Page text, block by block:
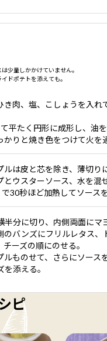
少量しかかけていません。
ドポテトを添えても。
き肉、塩、こしょうを入れ
平たく円形に成形し、油
かりと焼き色をつけて火を
ルは皮と芯を除き、薄切り
とウスターソース、水を混
で30秒ほど加熱してソース
半分に切り、内側両面にマ
のバンズにフリルレタス、
チーズの順にのせる。
ルものせて、さらにソース
添える。
ピ